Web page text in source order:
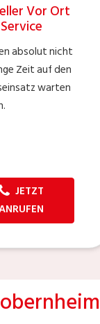
Vor Ort
Service
absolut nicht
Zeit auf den
warten
JETZT